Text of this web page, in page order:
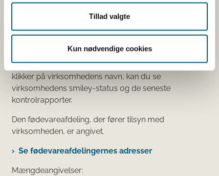
Tillad valgte
Kun nødvendige cookies
Øvrige ingredienser.
Du kan som forbruger læse mere om kosttilskud
her
Du kan også finde kontaktoplysninger på den
virksomhed, som har anmeldt produktet. Hvis du
klikker på virksomhedens navn, kan du se
virksomhedens smiley-status og de seneste
kontrolrapporter.
Den fødevareafdeling, der fører tilsyn med
virksomheden, er angivet.
Se fødevareafdelingernes adresser
Mængdeangivelser: